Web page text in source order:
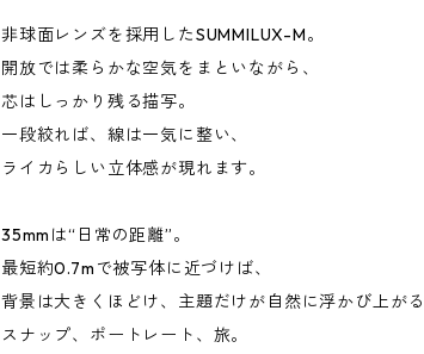
非球面レンズを採用したSUMMILUX-M。
開放では柔らかな空気をまといながら、
芯はしっかり残る描写。
一段絞れば、線は一気に整い、
ライカらしい立体感が現れます。
35mmは“日常の距離”。
最短約0.7mで被写体に近づけば、
背景は大きくほどけ、主題だけが自然に浮かび上がる
スナップ、ポートレート、旅。